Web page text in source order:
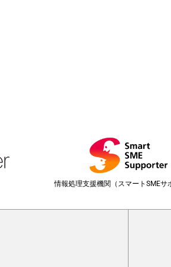
情報処理支援機関（スマートSMEサ